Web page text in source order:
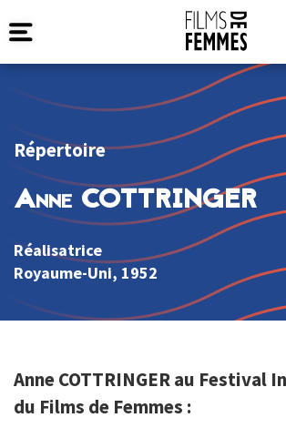
Répertoire
Anne COTTRINGER
Réalisatrice
Royaume-Uni, 1952
Anne COTTRINGER au Festival
du Films de Femmes :